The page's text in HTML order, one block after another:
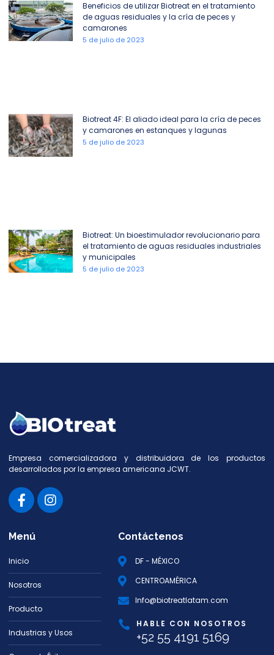
Beneficios de utilizar Biotreat en el tratamiento
de aguas residuales y la cría de peces y
camarones
5 de julio de 2023
Biotreat 4F: El aliado ideal para la cría de peces
y camarones en estanques y lagunas
5 de julio de 2023
Biotreat: Un bioestimulador revolucionario para
el tratamiento de aguas residuales industriales
y municipales
5 de julio de 2023
Empresa comercializadora y distribuidora de los productos
desarrollados por la empresa americana JCWT.
Menú
Inicio
Nosotros
Producto
Industrias y Usos
Contáctenos
DF - MÉXICO
CENTROAMÉRICA
Info@biotreatlatam.com
HABLE CON NOSOTROS
+52 55 4191 5169